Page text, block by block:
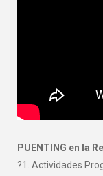
PUENTING en la
?1. Actividades